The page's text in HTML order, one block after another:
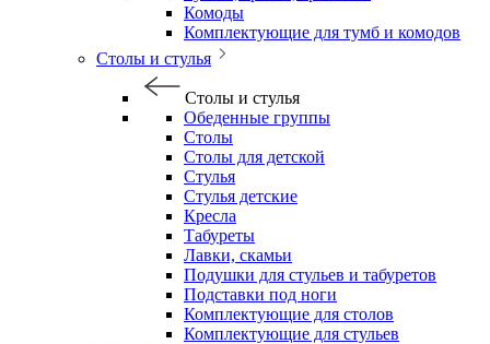
Комоды
Комплектующие для тумб и комодов
Столы и стулья
Столы и стулья
Обеденные группы
Столы
Столы для детской
Стулья
Стулья детские
Кресла
Табуреты
Лавки, скамьи
Подушки для стульев и табуретов
Подставки под ноги
Комплектующие для столов
Комплектующие для стульев